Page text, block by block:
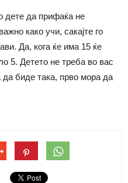
дете да прифаќа не
како учи, сакајте го
Да, кога ќе има 15 ќе
5. Детето не треба во вас
биде така, прво мора да